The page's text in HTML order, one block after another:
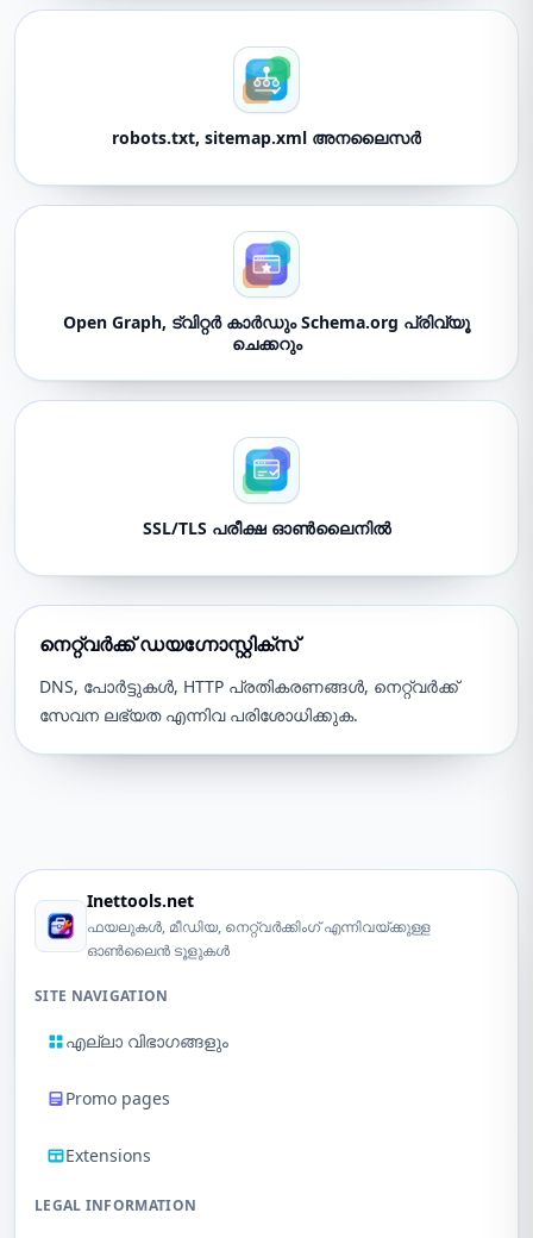
robots.txt, sitemap.xml അനലൈസർ
Open Graph, ട്വിറ്റർ കാർഡും Schema.org പ്രിവ്യൂ
ചെക്കറും
SSL/TLS പരീക്ഷ ഓൺലൈനിൽ
നെറ്റ്‌വർക്ക് ഡയഗ്നോസ്റ്റിക്സ്
DNS, പോർട്ടുകൾ, HTTP പ്രതികരണങ്ങൾ, നെറ്റ്‌വർക്ക്
സേവന ലഭ്യത എന്നിവ പരിശോധിക്കുക.
Inettools.net
ഫയലുകൾ, മീഡിയ, നെറ്റ്‌വർക്കിംഗ് എന്നിവയ്ക്കുള്ള
ഓൺലൈൻ ടൂളുകൾ
SITE NAVIGATION
എല്ലാ വിഭാഗങ്ങളും
Promo pages
Extensions
LEGAL INFORMATION